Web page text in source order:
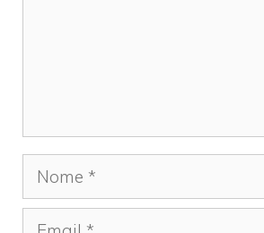
Nome
Email